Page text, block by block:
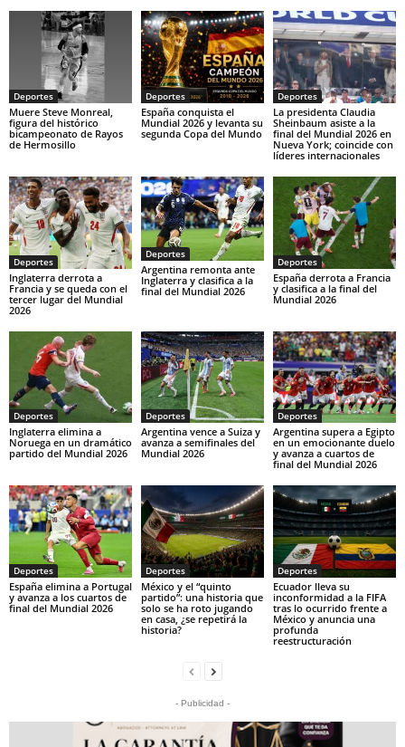
Deportes
Muere Steve Monreal,
figura del histórico
bicampeonato de Rayos
de Hermosillo
Deportes
España conquista el
Mundial 2026 y levanta su
segunda Copa del Mundo
Deportes
La presidenta Claudia
Sheinbaum asiste a la
final del Mundial 2026 en
Nueva York; coincide con
líderes internacionales
Deportes
Inglaterra derrota a
Francia y se queda con el
tercer lugar del Mundial
2026
Deportes
Argentina remonta ante
Inglaterra y clasifica a la
final del Mundial 2026
Deportes
España derrota a Francia
y clasifica a la final del
Mundial 2026
Deportes
Inglaterra elimina a
Noruega en un dramático
partido del Mundial 2026
Deportes
Argentina vence a Suiza y
avanza a semifinales del
Mundial 2026
Deportes
Argentina supera a Egipto
en un emocionante duelo
y avanza a cuartos de
final del Mundial 2026
Deportes
España elimina a Portugal
y avanza a los cuartos de
final del Mundial 2026
Deportes
México y el “quinto
partido”: una historia que
solo se ha roto jugando
en casa, ¿se repetirá la
historia?
Deportes
Ecuador lleva su
inconformidad a la FIFA
tras lo ocurrido frente a
México y anuncia una
profunda
reestructuración
- Publicidad -